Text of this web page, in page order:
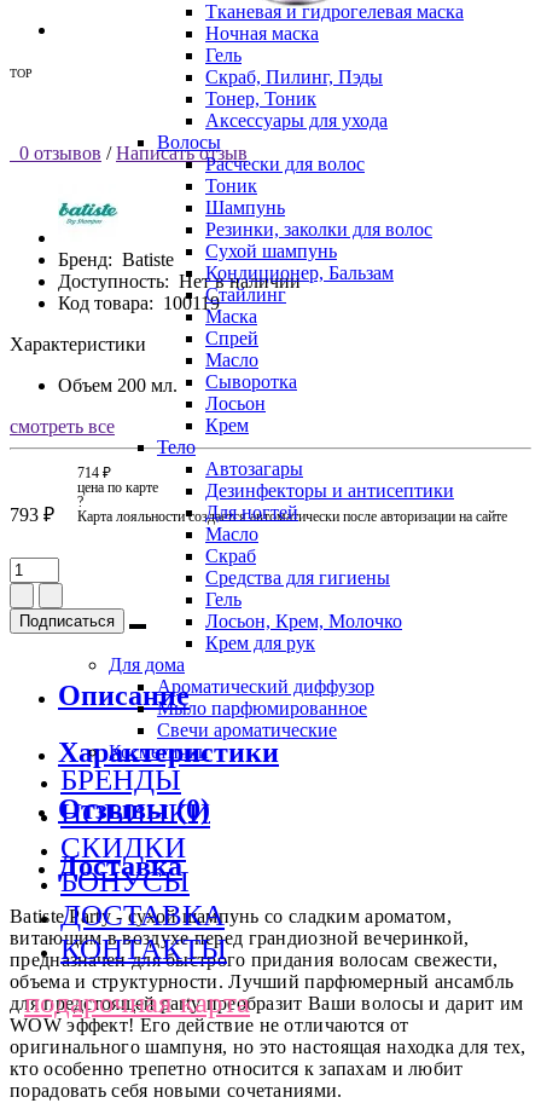
Тканевая и гидрогелевая маска
Ночная маска
Гель
Скраб, Пилинг, Пэды
Тонер, Тоник
Аксессуары для ухода
Волосы
Расчески для волос
Тоник
Шампунь
Резинки, заколки для волос
Сухой шампунь
Кондиционер, Бальзам
Стайлинг
Маска
Спрей
Масло
Сыворотка
Лосьон
Крем
Тело
Автозагары
Дезинфекторы и антисептики
Для ногтей
Масло
Скраб
Средства для гигиены
Гель
Лосьон, Крем, Молочко
Крем для рук
Для дома
Ароматический диффузор
Мыло парфюмированное
Свечи ароматические
Косметички
БРЕНДЫ
НОВИНКИ
СКИДКИ
БОНУСЫ
ДОСТАВКА
КОНТАКТЫ
подарочная карта
TOP
0 отзывов / Написать отзыв
Бренд: Batiste
Доступность: Нет в наличии
Код товара: 100119
Характеристики
Объем 200 мл.
смотреть все
793 ₽
714 ₽
цена по карте
?
Карта лояльности создается автоматически после авторизации на сайте
Подписаться
Описание
Характеристики
Отзывы (0)
Доставка
Batiste Party - сухой шампунь со сладким ароматом,
витающим в воздухе перед грандиозной вечеринкой,
предназначен для быстрого придания волосам свежести,
объема и структурности. Лучший парфюмерный ансамбль
для предстоящей party преобразит Ваши волосы и дарит им
WOW эффект! Его действие не отличаются от
оригинального шампуня, но это настоящая находка для тех,
кто особенно трепетно относится к запахам и любит
порадовать себя новыми сочетаниями.